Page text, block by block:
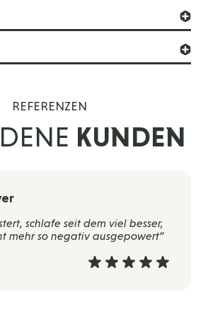
REFERENZEN
KUNDEN
schlafe seit dem viel besser,
mehr so negativ ausgepowert“